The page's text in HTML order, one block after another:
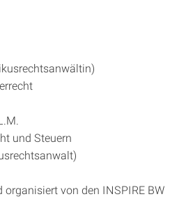
und Steuern
von den INSPIRE BW